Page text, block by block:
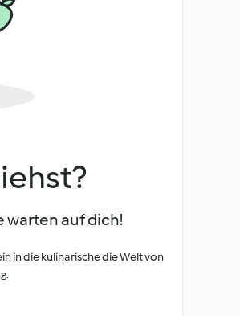
warten auf dich!
in die kulinarische die Welt von